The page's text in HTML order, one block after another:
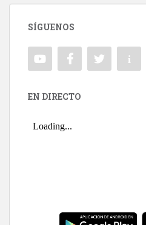
SÍGUENOS
EN DIRECTO